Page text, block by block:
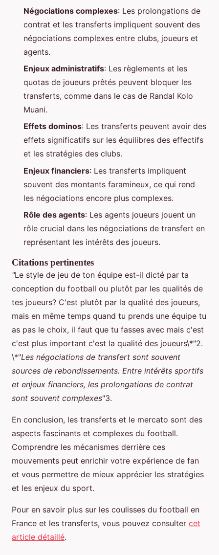
Négociations complexes: Les prolongations de
contrat et les transferts impliquent souvent des
négociations complexes entre clubs, joueurs et
agents.
Enjeux administratifs: Les règlements et les
quotas de joueurs prêtés peuvent bloquer les
transferts, comme dans le cas de Randal Kolo
Muani.
Effets dominos: Les transferts peuvent avoir des
effets significatifs sur les équilibres des effectifs
et les stratégies des clubs.
Enjeux financiers: Les transferts impliquent
souvent des montants faramineux, ce qui rend
les négociations encore plus complexes.
Rôle des agents: Les agents joueurs jouent un
rôle crucial dans les négociations de transfert en
représentant les intérêts des joueurs.
Citations pertinentes
"Le style de jeu de ton équipe est-il dicté par ta
conception du football ou plutôt par les qualités de
tes joueurs? C'est plutôt par la qualité des joueurs,
mais en même temps quand tu prends une équipe tu
as pas le choix, il faut que tu fasses avec mais c'est
c'est plus important c'est la qualité des joueurs\*"2.
\*"Les négociations de transfert sont souvent
sources de rebondissements. Entre intérêts sportifs
et enjeux financiers, les prolongations de contrat
sont souvent complexes"3.
En conclusion, les transferts et le mercato sont des
aspects fascinants et complexes du football.
Comprendre les mécanismes derrière ces
mouvements peut enrichir votre expérience de fan
et vous permettre de mieux apprécier les stratégies
et les enjeux du sport.
Pour en savoir plus sur les coulisses du football en
France et les transferts, vous pouvez consulter cet
article détaillé.